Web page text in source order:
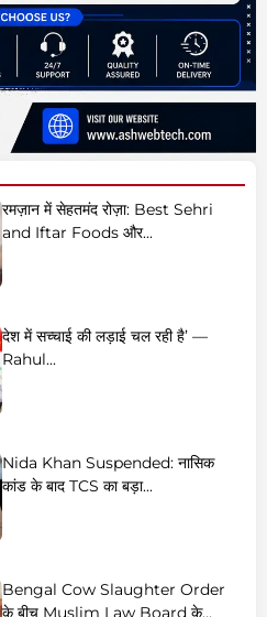
रमज़ान में सेहतमंद रोज़ा: Best Sehri
and Iftar Foods और...
देश में सच्चाई की लड़ाई चल रही है’ —
Rahul...
Nida Khan Suspended: नासिक
कांड के बाद TCS का बड़ा...
Bengal Cow Slaughter Order
के बीच Muslim Law Board के...